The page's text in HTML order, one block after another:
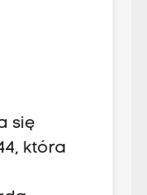
się
która